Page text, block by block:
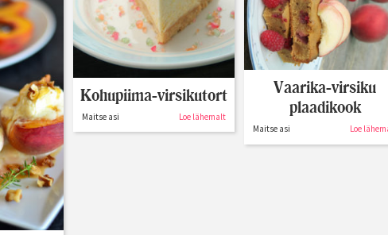
Kohupiima-virsikutort
Maitse asi Loe lähemalt
Vaarika-virsiku
plaadikook
Maitse asi Loe